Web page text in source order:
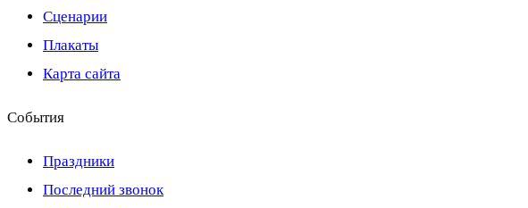
Сценарии
Плакаты
Карта сайта
События
Праздники
Последний звонок